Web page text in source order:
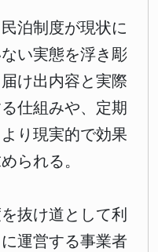
泊制度が現状に
い実態を浮き彫
け出内容と実際
仕組みや、定期
り現実的で効果
られる。
抜け道として利
運営する事業者